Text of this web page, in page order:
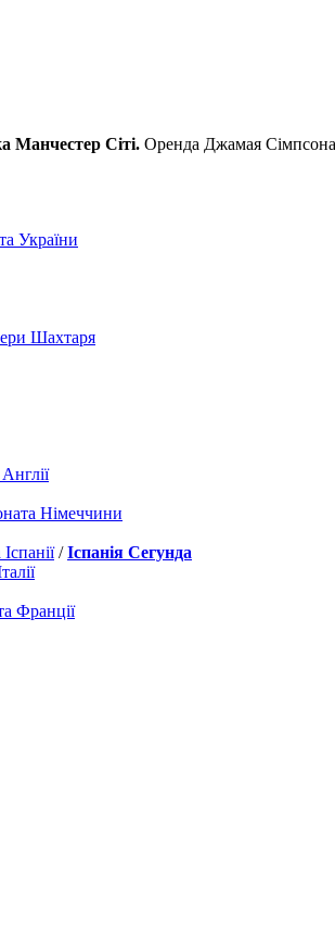
Манчестер Сіті. Оренда Джамая
України
Шахтаря
Німеччини
/Іспанія Сегунда
Франції